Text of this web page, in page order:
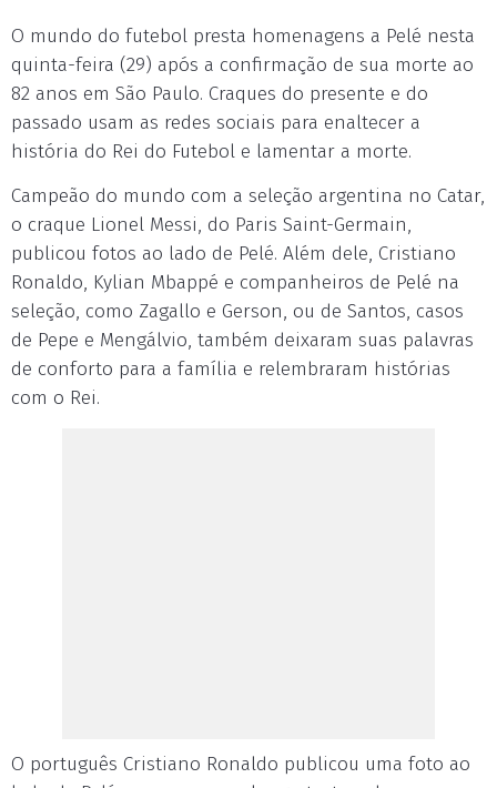
O mundo do futebol presta homenagens a Pelé nesta
quinta-feira (29) após a confirmação de sua morte ao
82 anos em São Paulo. Craques do presente e do
passado usam as redes sociais para enaltecer a
história do Rei do Futebol e lamentar a morte.
Campeão do mundo com a seleção argentina no Catar,
o craque Lionel Messi, do Paris Saint-Germain,
publicou fotos ao lado de Pelé. Além dele, Cristiano
Ronaldo, Kylian Mbappé e companheiros de Pelé na
seleção, como Zagallo e Gerson, ou de Santos, casos
de Pepe e Mengálvio, também deixaram suas palavras
de conforto para a família e relembraram histórias
com o Rei.
O português Cristiano Ronaldo publicou uma foto ao